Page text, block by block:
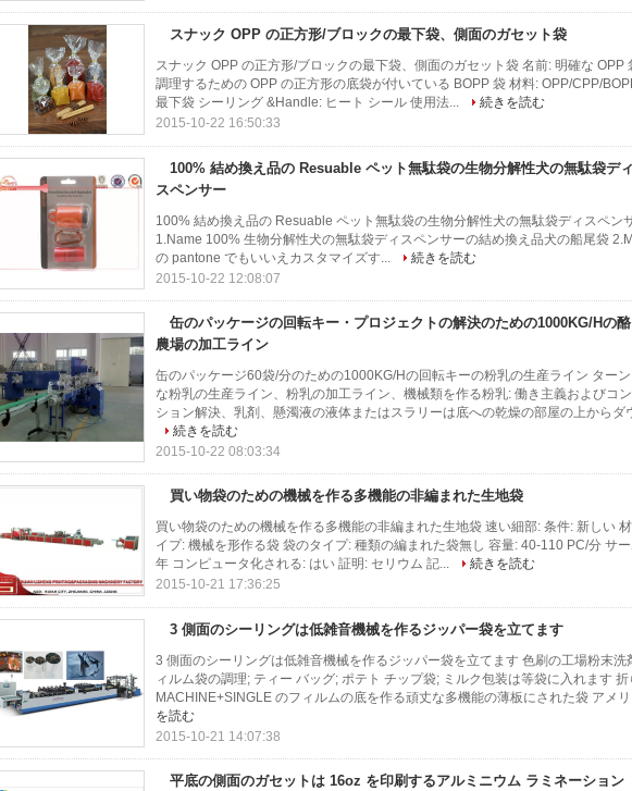
スナック OPP の正方形/ブロックの最下袋、側面のガセット袋
スナック OPP の正方形/ブロックの最下袋、側面のガセット袋 名前: 明確な OPP
調理するための OPP の正方形の底袋が付いている BOPP 袋 材料: OPP/CPP/
最下袋 シーリング &Handle: ヒート シール 使用法...
続きを読む
2015-10-22 16:50:33
100% 結め換え品の Resuable ペット無駄袋の生物分解性犬の無駄袋ディ
スペンサー
100% 結め換え品の Resuable ペット無駄袋の生物分解性犬の無駄袋ディスペン
1.Name 100% 生物分解性犬の無駄袋ディスペンサーの結め換え品犬の船尾袋
の pantone でもいいえカスタマイズす...
続きを読む
2015-10-22 12:08:07
缶のパッケージの回転キー・プロジェクトの解決のための1000KG/Hの酪
農場の加工ライン
缶のパッケージ60袋/分のための1000KG/Hの回転キーの粉乳の生産ライン ター
な粉乳の生産ライン、粉乳の加工ライン、機械類を作る粉乳: 働き主義およびコ
ション解決、乳剤、懸濁液の液体またはスラリーは底への乾燥の部屋の上からダ
続きを読む
2015-10-22 08:03:34
買い物袋のための機械を作る多機能の非編まれた生地袋
買い物袋のための機械を作る多機能の非編まれた生地袋 速い細部: 条件: 新しい
イプ: 機械を形作る袋 袋のタイプ: 種類の編まれた袋無し 容量: 40-110 PC/分 サ
年 コンピュータ化される: はい 証明: セリウム 記...
続きを読む
2015-10-21 17:36:25
3 側面のシーリングは低雑音機械を作るジッパー袋を立てます
3 側面のシーリングは低雑音機械を作るジッパー袋を立てます 色刷の工場粉末洗
ィルム袋の調理; ティー バッグ; ポテト チップ袋; ミルク包装は等袋に入れます 折
MACHINE+SINGLE のフィルムの底を作る頑丈な多機能の薄板にされた袋 アメ
を読む
2015-10-21 14:07:38
平底の側面のガセットは 16oz を印刷するアルミニウム ラミネーション